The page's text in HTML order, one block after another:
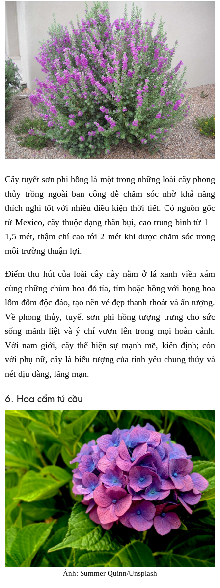
Cây tuyết sơn phi hồng là một trong những loài cây phong
thủy trồng ngoài ban công dễ chăm sóc nhờ khả năng
thích nghi tốt với nhiều điều kiện thời tiết. Có nguồn gốc
từ Mexico, cây thuộc dạng thân bụi, cao trung bình từ 1 –
1,5 mét, thậm chí cao tới 2 mét khi được chăm sóc trong
môi trường thuận lợi.
Điểm thu hút của loài cây này nằm ở lá xanh viền xám
cùng những chùm hoa đỏ tía, tím hoặc hồng với họng hoa
lốm đốm độc đáo, tạo nên vẻ đẹp thanh thoát và ấn tượng.
Về phong thủy, tuyết sơn phi hồng tượng trưng cho sức
sống mãnh liệt và ý chí vươn lên trong mọi hoàn cảnh.
Với nam giới, cây thể hiện sự mạnh mẽ, kiên định; còn
với phụ nữ, cây là biểu tượng của tình yêu chung thủy và
nét dịu dàng, lãng mạn.
6. Hoa cẩm tú cầu
Ảnh: Summer Quinn/Unsplash